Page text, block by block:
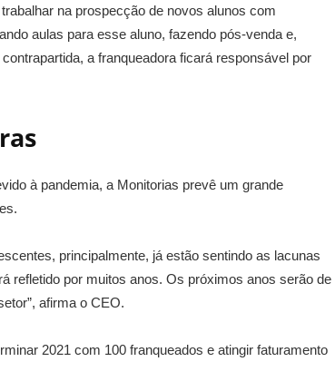
na prospecção de novos alunos com
aulas para esse aluno, fazendo pós-venda e,
a franqueadora ficará responsável por
à pandemia, a Monitorias prevê um grande
principalmente, já estão sentindo as lacunas
refletido por muitos anos. Os próximos anos serão de
afirma o CEO.
2021 com 100 franqueados e atingir faturamento